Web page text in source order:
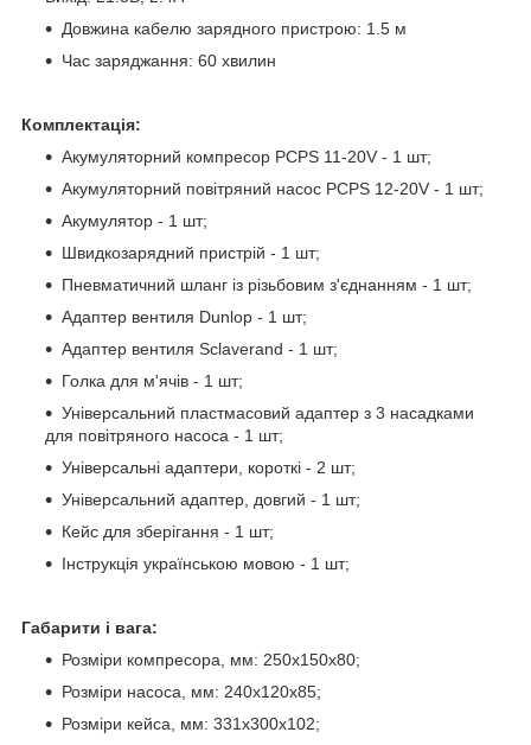
Довжина кабелю зарядного пристрою: 1.5 м
Час заряджання: 60 хвилин
Комплектація:
Акумуляторний компресор PCPS 11-20V - 1 шт;
Акумуляторний повітряний насос PCPS 12-20V - 1 шт;
Акумулятор - 1 шт;
Швидкозарядний пристрій - 1 шт;
Пневматичний шланг із різьбовим з'єднанням - 1 шт;
Адаптер вентиля Dunlop - 1 шт;
Адаптер вентиля Sclaverand - 1 шт;
Голка для м'ячів - 1 шт;
Універсальний пластмасовий адаптер з 3 насадками
для повітряного насоса - 1 шт;
Універсальні адаптери, короткі - 2 шт;
Універсальний адаптер, довгий - 1 шт;
Кейс для зберігання - 1 шт;
Інструкція українською мовою - 1 шт;
Габарити і вага:
Розміри компресора, мм: 250x150x80;
Розміри насоса, мм: 240x120x85;
Розміри кейса, мм: 331х300х102;